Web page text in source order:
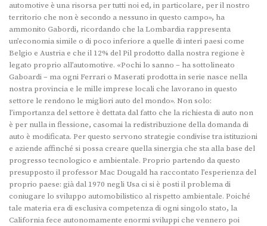
automotive è una risorsa per tutti noi ed, in particolare, per il nostro
territorio che non è secondo a nessuno in questo campo», ha
ammonito Gabordi, ricordando che la Lombardia rappresenta
un’economia simile o di poco inferiore a quelle di interi paesi come
Belgio e Austria e che il 12% del Pil prodotto dalla nostra regione è
legato proprio all’automotive. «Pochi lo sanno – ha sottolineato
Gaboardi – ma ogni Ferrari o Maserati prodotta in serie nasce nella
nostra provincia e le mille imprese locali che lavorano in questo
settore le rendono le migliori auto del mondo». Non solo:
l’importanza del settore è dettata dal fatto che la richiesta di auto non
è per nulla in flessione, casomai la redistribuzione della domanda di
auto è modificata. Per questo servono strategie condivise tra istituzioni
e aziende affinché si possa creare quella sinergia che sta alla base del
progresso tecnologico e ambientale. Proprio partendo da questo
presupposto il professor Mac Dougald ha raccontato l’esperienza del
proprio paese: già dal 1970 negli Usa ci si è posti il problema di
coniugare lo sviluppo automobilistico al rispetto ambientale. Poiché
tale materia era di esclusiva competenza di ogni singolo stato, la
California fece autonomamente enormi sviluppi che vennero poi